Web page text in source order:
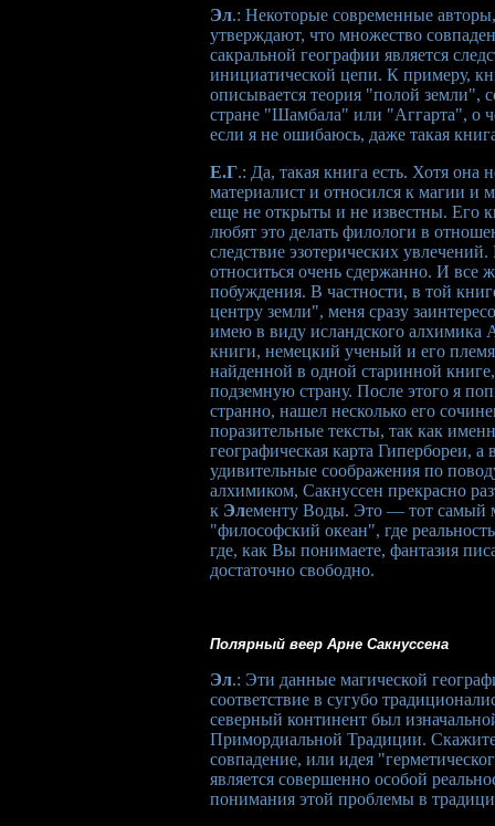
Эл.: Некоторые современные
утверждают, что множество
сакральной географии является
инициатической цепи. К примеру,
описывается теория "полой земли",
стране "Шамбала" или "Аггарта", о
если я не ошибаюсь, даже такая
Е.Г.: Да, такая книга есть. Хотя
материалист и относился к магии и
еще не открыты и не известны. Его
любят это делать филологи в
следствие эзотерических
относиться очень сдержанно. И все
побуждения. В частности, в той
центру земли", меня сразу
имею в виду исландского
книги, немецкий ученый и его
найденной в одной старинной
подземную страну. После этого я
странно, нашел несколько его
поразительные тексты, так как
географическая карта Гипербореи,
удивительные соображения по
алхимиком, Сакнуссен прекрасно
к Элементу Воды. Это — тот самый
"философский океан", где
где, как Вы понимаете, фантазия
достаточно свободно.
Полярный веер Арне Сакнуссена
Эл.: Эти данные магической
соответствие в сугубо
северный континент был
Примордиальной Традиции.
совпадение, или идея
является совершенно особой
понимания этой проблемы в